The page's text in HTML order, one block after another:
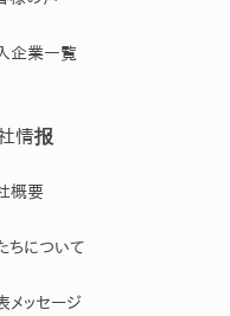
企業一覧
情报
概要
ちについて
メッセージ